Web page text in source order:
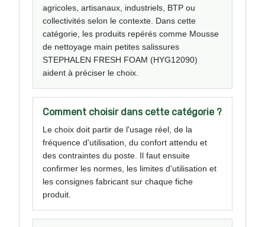
agricoles, artisanaux, industriels, BTP ou
collectivités selon le contexte. Dans cette
catégorie, les produits repérés comme Mousse
de nettoyage main petites salissures
STEPHALEN FRESH FOAM (HYG12090)
aident à préciser le choix.
Comment choisir dans cette catégorie ?
Le choix doit partir de l'usage réel, de la
fréquence d'utilisation, du confort attendu et
des contraintes du poste. Il faut ensuite
confirmer les normes, les limites d'utilisation et
les consignes fabricant sur chaque fiche
produit.